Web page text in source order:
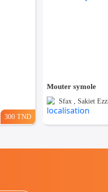
300 TND
Mouter symole
Sfax , Sakiet